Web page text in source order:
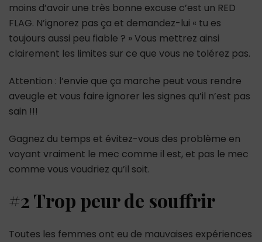
moins d’avoir une très bonne excuse c’est un RED
FLAG. N’ignorez pas ça et demandez-lui « tu es
toujours aussi peu fiable ? » Vous mettrez ainsi
clairement les limites sur ce que vous ne tolérez pas.
Attention : l’envie que ça marche peut vous rendre
aveugle et vous faire ignorer les signes qu’il n’est pas
sain !!!
Gagnez du temps et évitez-vous des problème en
voyant vraiment le mec comme il est, et pas le mec
comme vous voudriez qu’il soit.
#2 Trop peur de souffrir
Toutes les femmes ont eu de mauvaises expériences